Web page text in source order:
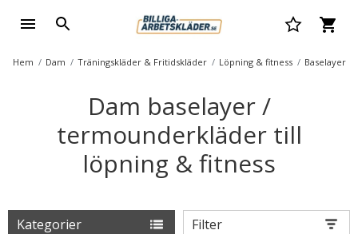
Hem Dam Träningskläder & Fritidskläder Löpning & fitness Baselayer
Dam baselayer /
termounderkläder till
löpning & fitness
Kategorier Filter